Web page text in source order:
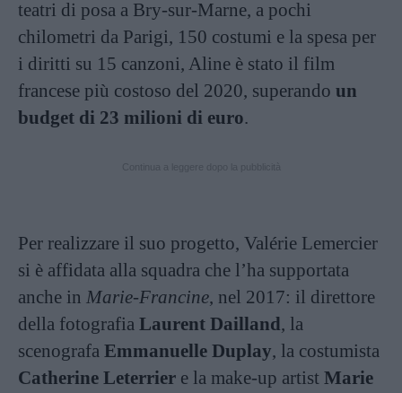
teatri di posa a Bry-sur-Marne, a pochi
chilometri da Parigi, 150 costumi e la spesa per
i diritti su 15 canzoni, Aline è stato il film
francese più costoso del 2020, superando un
budget di 23 milioni di euro.
Per realizzare il suo progetto, Valérie Lemercier
si è affidata alla squadra che l’ha supportata
anche in Marie-Francine, nel 2017: il direttore
della fotografia Laurent Dailland, la
scenografa Emmanuelle Duplay, la costumista
Catherine Leterrier e la make-up artist Marie